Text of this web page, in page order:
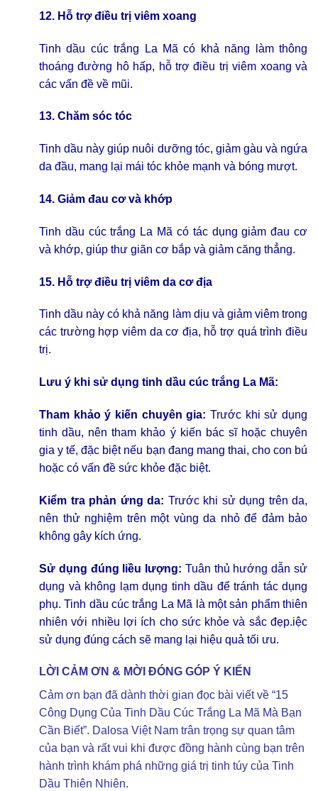
12. Hỗ trợ điều trị viêm xoang
Tinh dầu cúc trắng La Mã có khả năng làm thông
thoáng đường hô hấp, hỗ trợ điều trị viêm xoang và
các vấn đề về mũi.
13. Chăm sóc tóc
Tinh dầu này giúp nuôi dưỡng tóc, giảm gàu và ngứa
da đầu, mang lại mái tóc khỏe mạnh và bóng mượt.
14. Giảm đau cơ và khớp
Tinh dầu cúc trắng La Mã có tác dụng giảm đau cơ
và khớp, giúp thư giãn cơ bắp và giảm căng thẳng.
15. Hỗ trợ điều trị viêm da cơ địa
Tinh dầu này có khả năng làm dịu và giảm viêm trong
các trường hợp viêm da cơ địa, hỗ trợ quá trình điều
trị.
Lưu ý khi sử dụng tinh dầu cúc trắng La Mã:
Tham khảo ý kiến chuyên gia: Trước khi sử dụng
tinh dầu, nên tham khảo ý kiến bác sĩ hoặc chuyên
gia y tế, đặc biệt nếu bạn đang mang thai, cho con bú
hoặc có vấn đề sức khỏe đặc biệt.
Kiểm tra phản ứng da: Trước khi sử dụng trên da,
nên thử nghiệm trên một vùng da nhỏ để đảm bảo
không gây kích ứng.
Sử dụng đúng liều lượng: Tuân thủ hướng dẫn sử
dụng và không lạm dụng tinh dầu để tránh tác dụng
phụ. Tinh dầu cúc trắng La Mã là một sản phẩm thiên
nhiên với nhiều lợi ích cho sức khỏe và sắc đẹp.iệc
sử dụng đúng cách sẽ mang lại hiệu quả tối ưu.
LỜI CẢM ƠN & MỜI ĐÓNG GÓP Ý KIẾN
Cảm ơn bạn đã dành thời gian đọc bài viết về “15
Công Dụng Của Tinh Dầu Cúc Trắng La Mã Mà Bạn
Cần Biết”. Dalosa Việt Nam trân trọng sự quan tâm
của bạn và rất vui khi được đồng hành cùng bạn trên
hành trình khám phá những giá trị tinh túy của Tinh
Dầu Thiên Nhiên.